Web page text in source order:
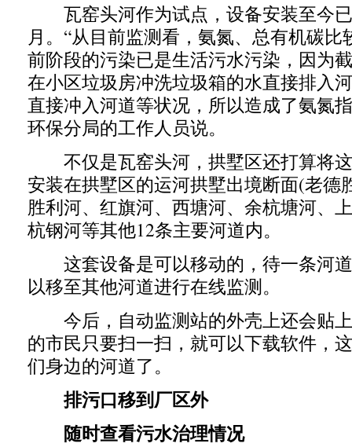
瓦窑头河作为试点，设备安装至今
月。“从目前监测看，氨氮、总有机碳
前阶段的污染已是生活污水污染，因为
在小区垃圾房冲洗垃圾箱的水直接排入
直接冲入河道等状况，所以造成了氨氮
环保分局的工作人员说。
不仅是瓦窑头河，拱墅区还打算将
安装在拱墅区的运河拱墅出境断面(老德
胜利河、红旗河、西塘河、余杭塘河、
杭钢河等其他12条主要河道内。
这套设备是可以移动的，待一条河
以移至其他河道进行在线监测。
今后，自动监测站的外壳上还会贴
的市民只要扫一扫，就可以下载软件，
们身边的河道了。
排污口移到厂区外
随时查看污水治理情况